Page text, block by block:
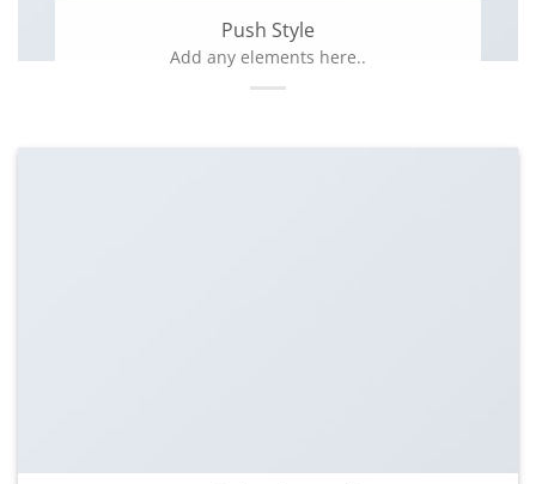
Push Style
Add any elements here..